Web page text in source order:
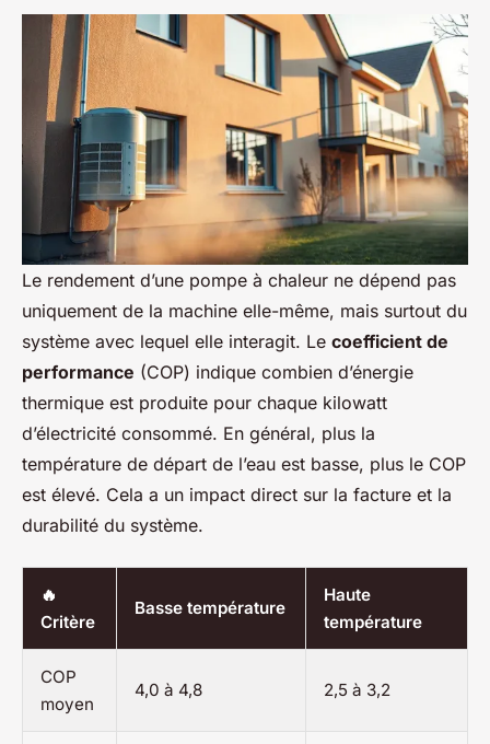
Le rendement d’une pompe à chaleur ne dépend pas
uniquement de la machine elle-même, mais surtout du
système avec lequel elle interagit. Le coefficient de
performance (COP) indique combien d’énergie
thermique est produite pour chaque kilowatt
d’électricité consommé. En général, plus la
température de départ de l’eau est basse, plus le COP
est élevé. Cela a un impact direct sur la facture et la
durabilité du système.
🔥
Critère
Basse température
Haute
température
COP
moyen
4,0 à 4,8 2,5 à 3,2